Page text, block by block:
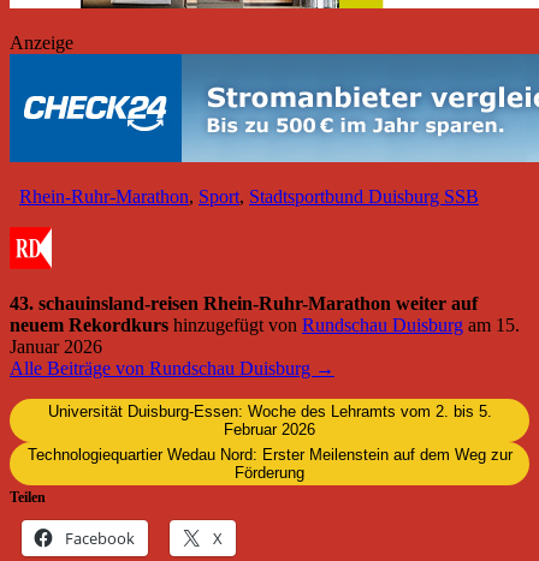
Anzeige
Rhein-Ruhr-Marathon, Sport, Stadtsportbund Duisburg SSB
43. schauinsland-reisen Rhein-Ruhr-Marathon weiter auf
neuem Rekordkurs hinzugefügt von Rundschau Duisburg am 15.
Januar 2026
Alle Beiträge von Rundschau Duisburg →
Universität Duisburg-Essen: Woche des Lehramts vom 2. bis 5.
Februar 2026
Technologiequartier Wedau Nord: Erster Meilenstein auf dem Weg zur
Förderung
Teilen
Facebook X